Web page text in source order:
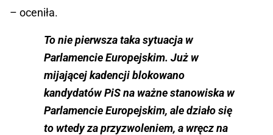
– oceniła.
To nie pierwsza taka sytuacja w
Parlamencie Europejskim. Już w
mijającej kadencji blokowano
kandydatów PiS na ważne stanowiska w
Parlamencie Europejskim, ale działo się
to wtedy za przyzwoleniem, a wręcz na